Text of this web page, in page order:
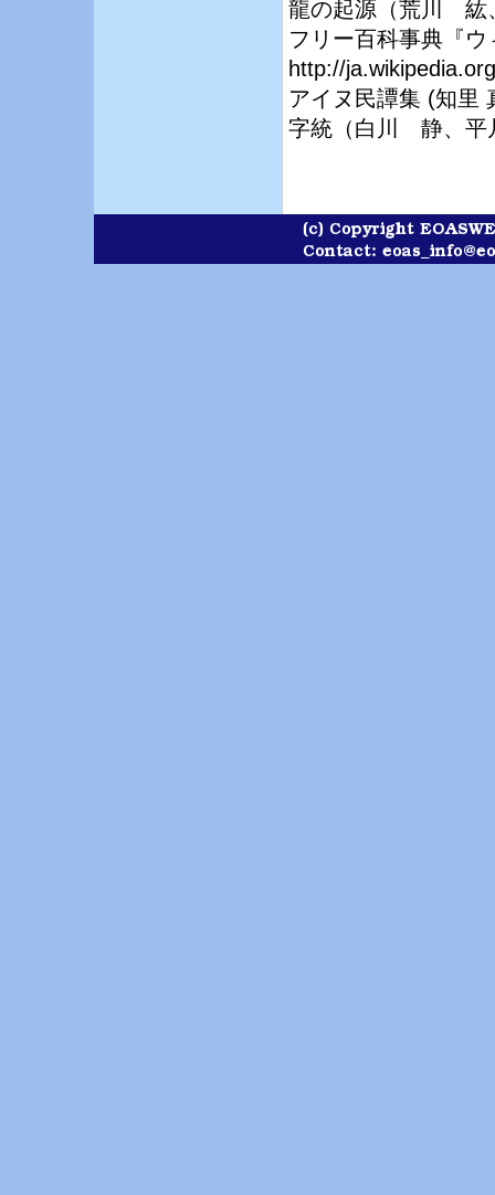
龍の起源（荒川 紘
フリー百科事典『
http://
アイヌ民譚集 (知里
字統（白川 静、平